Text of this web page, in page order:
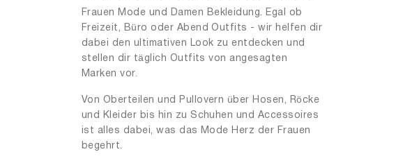
Frauen Mode und Damen Bekleidung. Egal ob
Freizeit, Büro oder Abend Outfits - wir helfen dir
dabei den ultimativen Look zu entdecken und
stellen dir täglich Outfits von angesagten
Marken vor.
Von Oberteilen und Pullovern über Hosen, Röcke
und Kleider bis hin zu Schuhen und Accessoires
ist alles dabei, was das Mode Herz der Frauen
begehrt.